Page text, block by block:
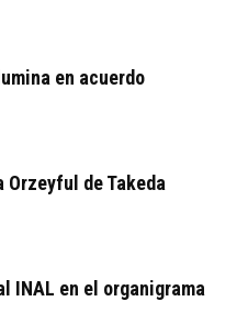
en acuerdo
Orzeyful de Takeda
INAL en el organigrama